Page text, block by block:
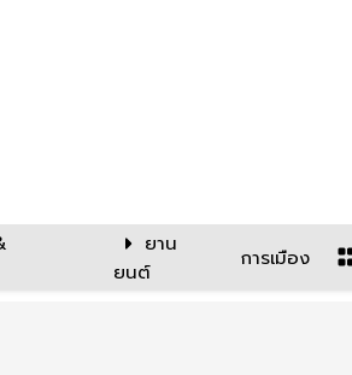
ยาน
ยนต์
การเมือง